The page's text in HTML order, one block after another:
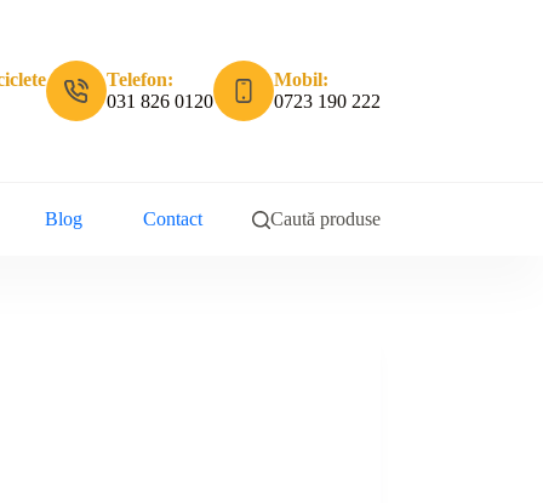
Telefon:
031 826 0120
Mobil:
0723 190 222
Blog Contact Caută produse